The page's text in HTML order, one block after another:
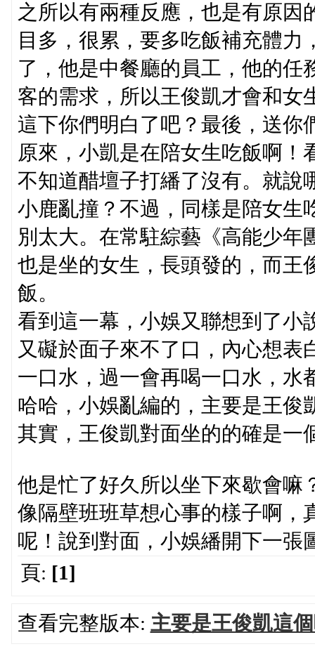
之所以有兩種反應，也是有原因
目多，很累，要多吃飯補充體
了，他是中餐廳的員工，他的任
客的需求，所以王俊凱才會和女
這下你們明白了吧？最後，送你
原來，小凱是在陪女生吃飯啊！
不知道醋壇子打繙了沒有。就說
小鹿亂撞？不過，同樣是陪女生
別太大。在常駐綜藝《高能少年
也是坐的女生，長頭發的，而王
飯。
看到這一幕，小娛又聯想到了小
又礙於面子來不了口，內心想
一口水，過一會再喝一口水，
哈哈，小娛亂編的，主要是王俊
其實，王俊凱對面坐的的確是一
他是忙了好久所以坐下來歇會嘛
像隔壁班班草想心事的樣子啊，
呢！說到對面，小娛繙開下一張
頁: [1]
查看完整版本: 主要是王俊凱這